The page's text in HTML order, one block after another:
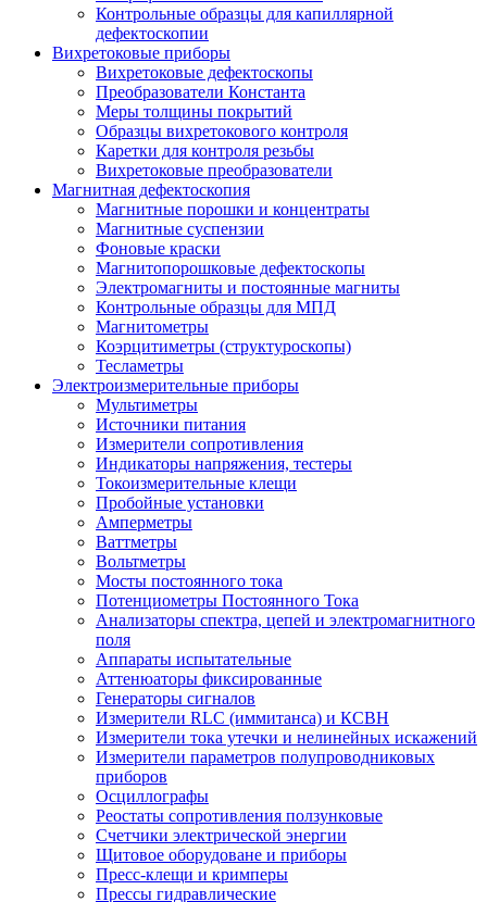
Контрольные образцы для капиллярной
дефектоскопии
Вихретоковые приборы
Вихретоковые дефектоскопы
Преобразователи Константа
Меры толщины покрытий
Образцы вихретокового контроля
Каретки для контроля резьбы
Вихретоковые преобразователи
Магнитная дефектоскопия
Магнитные порошки и концентраты
Магнитные суспензии
Фоновые краски
Магнитопорошковые дефектоскопы
Электромагниты и постоянные магниты
Контрольные образцы для МПД
Магнитометры
Коэрцитиметры (структуроскопы)
Тесламетры
Электроизмерительные приборы
Мультиметры
Источники питания
Измерители сопротивления
Индикаторы напряжения, тестеры
Токоизмерительные клещи
Пробойные установки
Амперметры
Ваттметры
Вольтметры
Мосты постоянного тока
Потенциометры Постоянного Тока
Анализаторы спектра, цепей и электромагнитного
поля
Аппараты испытательные
Аттенюаторы фиксированные
Генераторы сигналов
Измерители RLC (иммитанса) и КСВН
Измерители тока утечки и нелинейных искажений
Измерители параметров полупроводниковых
приборов
Осциллографы
Реостаты сопротивления ползунковые
Счетчики электрической энергии
Щитовое оборудоване и приборы
Пресс-клещи и кримперы
Прессы гидравлические